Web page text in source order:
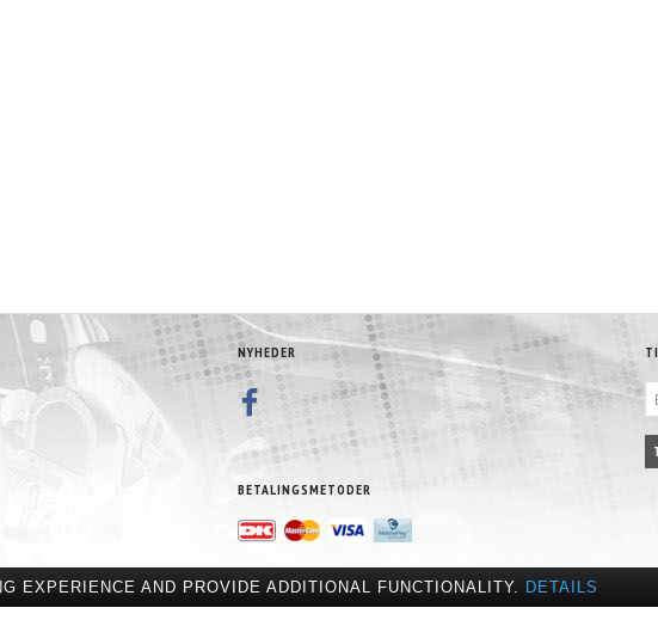
NYHEDER
BETALINGSMETODER
EXPERIENCE AND PROVIDE ADDITIONAL FUNCTIONALITY. DETAILS